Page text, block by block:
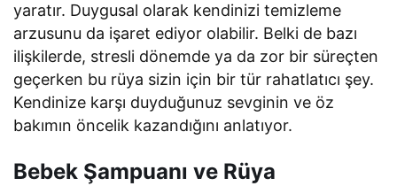
yaratır. Duygusal olarak kendinizi temizleme
arzusunu da işaret ediyor olabilir. Belki de bazı
ilişkilerde, stresli dönemde ya da zor bir süreçten
geçerken bu rüya sizin için bir tür rahatlatıcı şey.
Kendinize karşı duyduğunuz sevginin ve öz
bakımın öncelik kazandığını anlatıyor.
Bebek Şampuanı ve Rüya